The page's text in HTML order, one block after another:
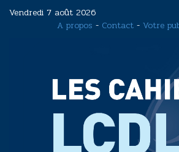
Vendredi 7 août 2026
A propos - Contact - Votre